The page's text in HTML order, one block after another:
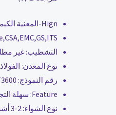
Hign-المعنية الكيميائية:
التشطيب:غير
نوع المعدن:
رقم النموذج:
Feature: سهلة
نوع الشواء: 2-3 أشخاص